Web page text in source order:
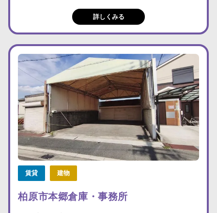
詳しくみる
賃貸 建物
柏原市本郷倉庫・事務所